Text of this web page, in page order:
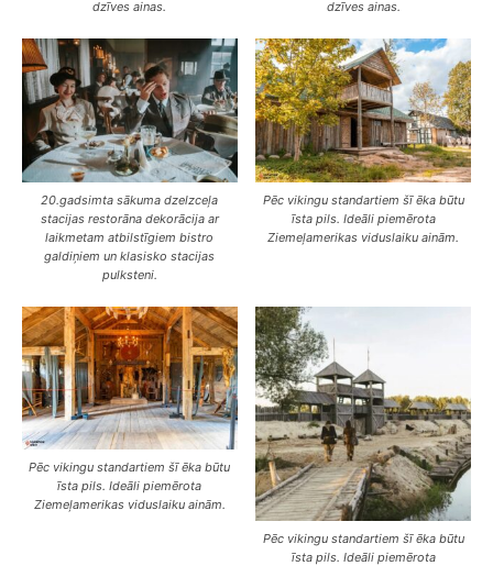
dzīves ainas. dzīves ainas.
20.gadsimta sākuma dzelzceļa
stacijas restorāna dekorācija ar
laikmetam atbilstīgiem bistro
galdiņiem un klasisko stacijas
pulksteni.
Pēc vikingu standartiem šī ēka būtu
īsta pils. Ideāli piemērota
Ziemeļamerikas viduslaiku ainām.
Pēc vikingu standartiem šī ēka būtu
īsta pils. Ideāli piemērota
Ziemeļamerikas viduslaiku ainām.
Pēc vikingu standartiem šī ēka būtu
īsta pils. Ideāli piemērota